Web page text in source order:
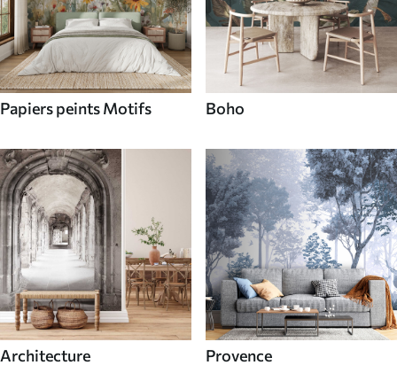
Papiers peints Motifs Boho
Architecture Provence